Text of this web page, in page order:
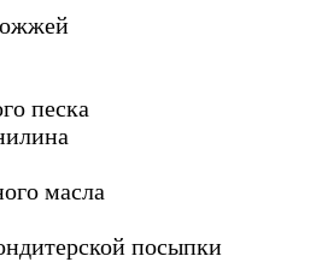
песка
масла
посыпки